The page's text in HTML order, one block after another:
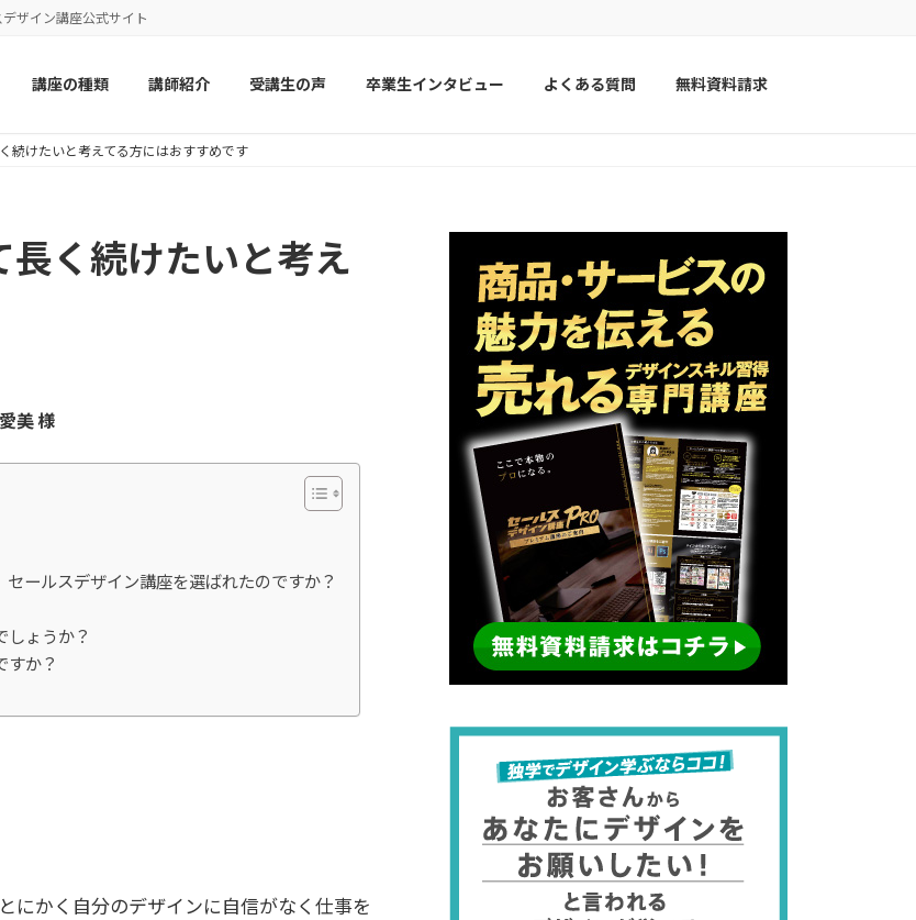
ザイン講座公式サイト
講座の種類 講師紹介 受講生の声 卒業生インタビュー よくある質問 無料資料請求
続けたいと考えてる方にはおすすめです
く続けたいと考え
美 様
ールスデザイン講座を選ばれたのですか？
しょうか？
すか？
にかく自分のデザインに自信がなく仕事を